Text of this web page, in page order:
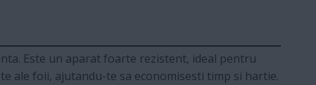
Este un aparat foarte rezistent, ideal pentru
ale foii, ajutandu-te sa economisesti timp si hartie.